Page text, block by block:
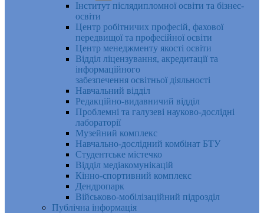
Інститут післядипломної освіти та бізнес-
освіти
Центр робітничих професій, фахової
передвищої та професійної освіти
Центр менеджменту якості освіти
Відділ ліцензування, акредитації та
інформаційного
забезпечення освітньої діяльності
Навчальний відділ
Редакційно-видавничий відділ
Проблемні та галузеві науково-дослідні
лабораторії
Музейний комплекс
Навчально-дослідний комбінат БТУ
Студентське містечко
Відділ медіакомунікацій
Кінно-спортивний комплекс
Дендропарк
Військово-мобілізаційний підрозділ
Публічна інформація